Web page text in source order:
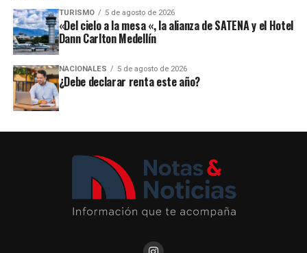
TURISMO 5 de agosto de 2026
«Del cielo a la mesa «, la alianza de SATENA y el Hotel
Dann Carlton Medellín
NACIONALES 5 de agosto de 2026
¿Debe declarar renta este año?